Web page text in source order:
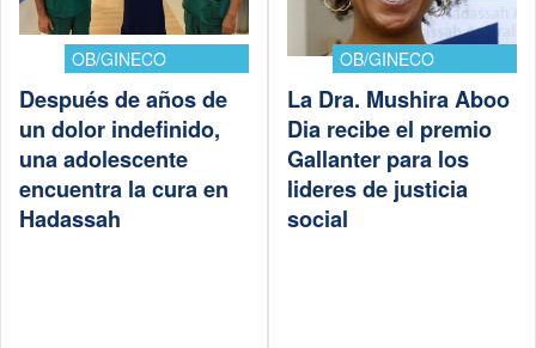
OB/GINECO
Después de años de
un dolor indefinido,
una adolescente
encuentra la cura en
Hadassah
OB/GINECO
La Dra. Mushira Aboo
Dia recibe el premio
Gallanter para los
lideres de justicia
social